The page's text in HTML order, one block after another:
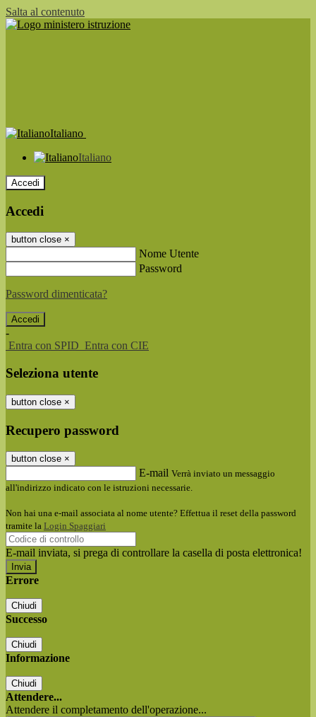
Salta al contenuto
Italiano
Italiano
Accedi
Accedi
button close ×
Nome Utente
Password
Password dimenticata?
-
Entra con SPID Entra con CIE
Seleziona utente
button close ×
Recupero password
button close ×
E-mail Verrà inviato un messaggio
all'indirizzo indicato con le istruzioni necessarie.
Non hai una e-mail associata al nome utente? Effettua il reset della password
tramite la Login Spaggiari
E-mail inviata, si prega di controllare la casella di posta elettronica!
Errore
Chiudi
Successo
Chiudi
Informazione
Chiudi
Attendere...
Attendere il completamento dell'operazione...